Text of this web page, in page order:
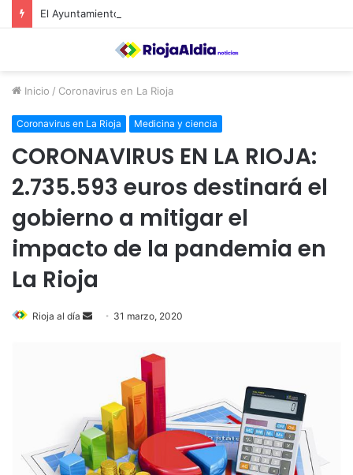
Inicio / Coronavirus en La Rioja
Coronavirus en La Rioja Medicina y ciencia
CORONAVIRUS EN LA RIOJA:
2.735.593 euros destinará el
gobierno a mitigar el
impacto de la pandemia en
La Rioja
Rioja al día
e
m
a
31 marzo, 2020